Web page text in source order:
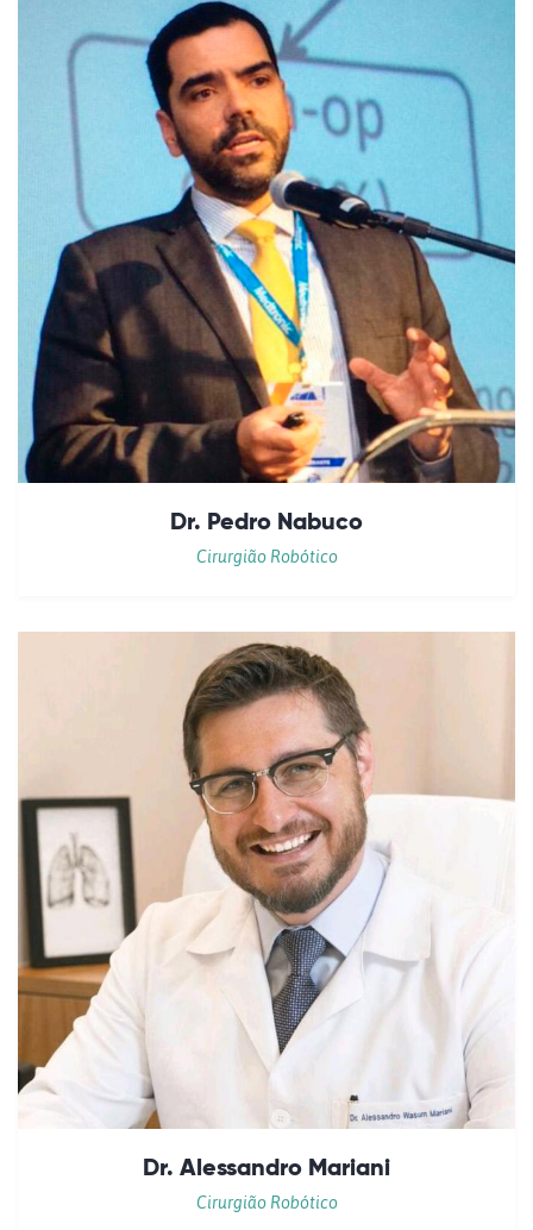
Dr. Pedro Nabuco
Cirurgião Robótico
Dr. Alessandro Mariani
Cirurgião Robótico